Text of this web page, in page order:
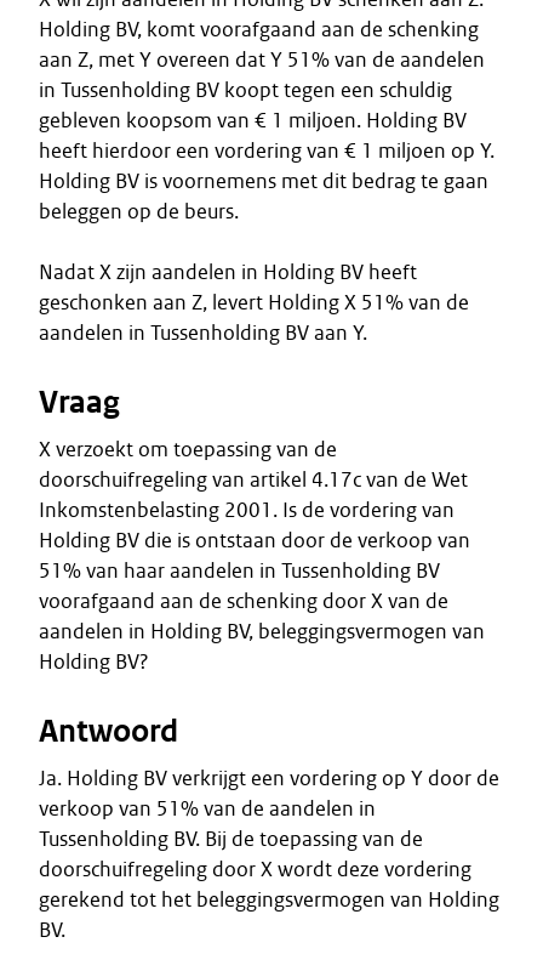
Holding BV, komt voorafgaand aan de schenking
aan Z, met Y overeen dat Y 51% van de aandelen
in Tussenholding BV koopt tegen een schuldig
gebleven koopsom van € 1 miljoen. Holding BV
heeft hierdoor een vordering van € 1 miljoen op Y.
Holding BV is voornemens met dit bedrag te gaan
beleggen op de beurs.
Nadat X zijn aandelen in Holding BV heeft
geschonken aan Z, levert Holding X 51% van de
aandelen in Tussenholding BV aan Y.
Vraag
X verzoekt om toepassing van de
doorschuifregeling van artikel 4.17c van de Wet
Inkomstenbelasting 2001. Is de vordering van
Holding BV die is ontstaan door de verkoop van
51% van haar aandelen in Tussenholding BV
voorafgaand aan de schenking door X van de
aandelen in Holding BV, beleggingsvermogen van
Holding BV?
Antwoord
Ja. Holding BV verkrijgt een vordering op Y door de
verkoop van 51% van de aandelen in
Tussenholding BV. Bij de toepassing van de
doorschuifregeling door X wordt deze vordering
gerekend tot het beleggingsvermogen van Holding
BV.